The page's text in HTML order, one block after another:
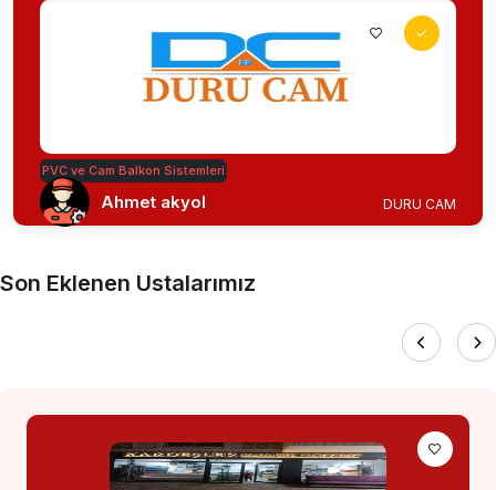
PVC ve Cam Balkon Sistemleri
Ahmet akyol DURU CAM
Son Eklenen Ustalarımız